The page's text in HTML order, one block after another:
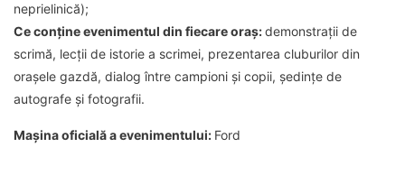
neprielinică);
Ce conține evenimentul din fiecare oraș:demonstrații de
scrimă, lecții de istorie a scrimei, prezentarea cluburilor din
orașele gazdă, dialog între campioni și copii, ședințe de
autografe și fotografii.
Mașina oficială a evenimentului: Ford